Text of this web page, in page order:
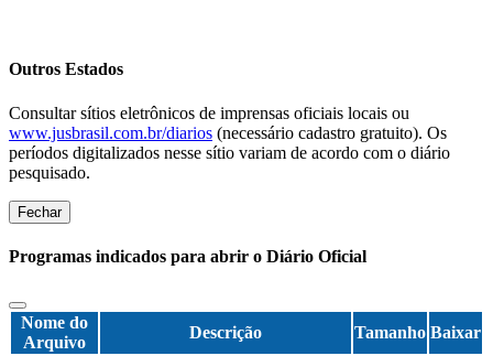
Outros Estados
Consultar sítios eletrônicos de imprensas oficiais locais ou
www.jusbrasil.com.br/diarios (necessário cadastro gratuito). Os
períodos digitalizados nesse sítio variam de acordo com o diário
pesquisado.
Fechar
Programas indicados para abrir o Diário Oficial
Nome do
Arquivo
Descrição Tamanho Baixar